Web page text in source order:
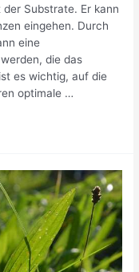
Substrate. Er kann
eingehen. Durch
eine
die das
es wichtig, auf die
optimale …